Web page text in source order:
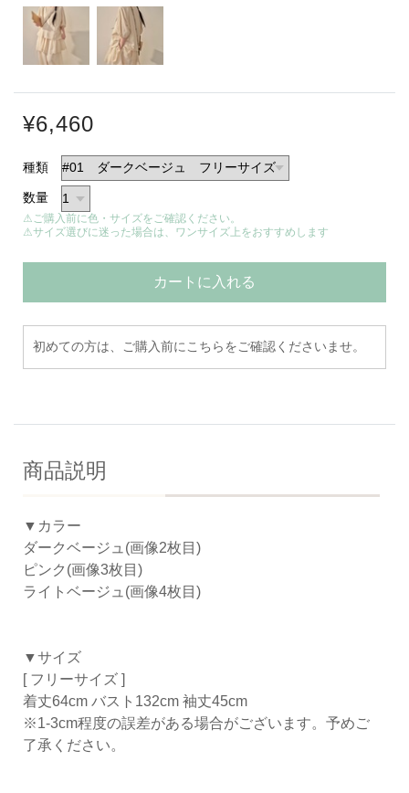
¥6,460
種類
数量
⚠ご購入前に色・サイズをご確認ください。
⚠サイズ選びに迷った場合は、ワンサイズ上をおすすめします
カートに入れる
初めての方は、ご購入前にこちらをご確認くださいませ。
商品説明
▼カラー
ダークベージュ(画像2枚目)
ピンク(画像3枚目)
ライトベージュ(画像4枚目)
▼サイズ
[ フリーサイズ ]
着丈64cm バスト132cm 袖丈45cm
※1-3cm程度の誤差がある場合がございます。予めご
了承ください。